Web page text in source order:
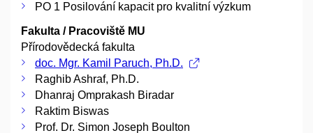
PO 1 Posilování kapacit pro kvalitní výzkum
Fakulta / Pracoviště MU
Přírodovědecká fakulta
doc. Mgr. Kamil Paruch, Ph.D.
Raghib Ashraf, Ph.D.
Dhanraj Omprakash Biradar
Raktim Biswas
Prof. Dr. Simon Joseph Boulton